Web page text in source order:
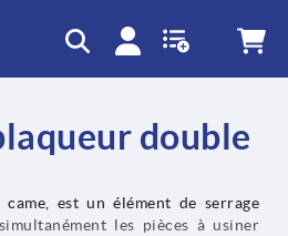
double
est un élément de serrage
les pièces à usiner